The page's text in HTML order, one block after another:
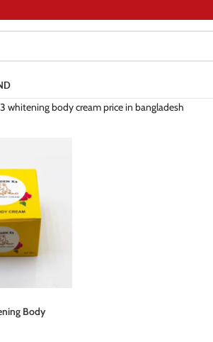
whitening body cream price in bangladesh
Body